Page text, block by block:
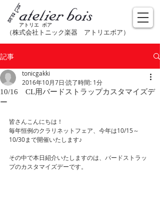
アトリエ ボア
（株式会社トニック楽器​ アトリエボア）
記事
10/16 CL用バードストラップカスタマイズデ
ー
tonicgakki
2016年10月7日 読了時間: 1分
皆さんこんにちは！
毎年恒例のクラリネットフェア、今年は10/15～
10/30まで開催いたします♪
その中で本日紹介いたしますのは、バードストラッ
プのカスタマイズデーです。